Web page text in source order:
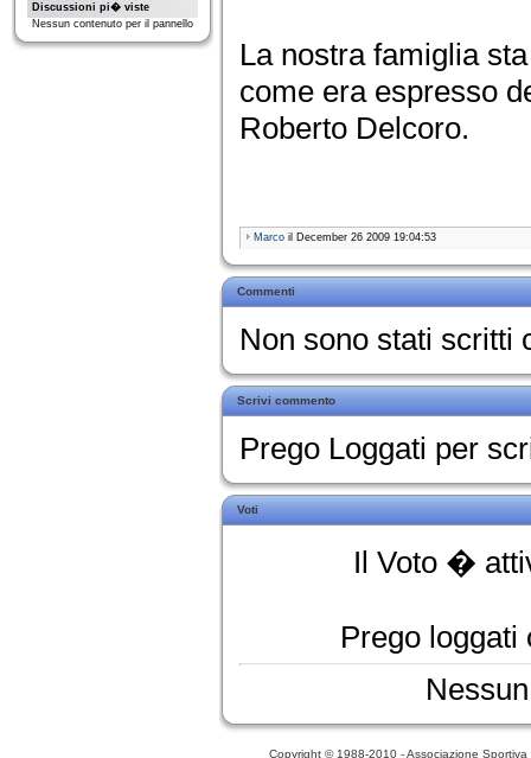
Discussioni pi� viste
Nessun contenuto per il pannello
La nostra famiglia
come era espresso
Roberto Delcoro.
Marco il December 26 2009 19:04:53
Commenti
Non sono stati scritti
Scrivi commento
Prego Loggati per
Voti
Il Voto �
Prego loggati
Copyright © 1988-2010 - Associazione